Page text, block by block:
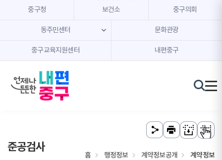
본문 내용 바로가기
주메뉴 바로가기
중구청 보건소 중구의회
동주민센터 문화관광
중구교육지원센터 내편중구
준공검사
홈 행정정보 계약정보공개 계약정보